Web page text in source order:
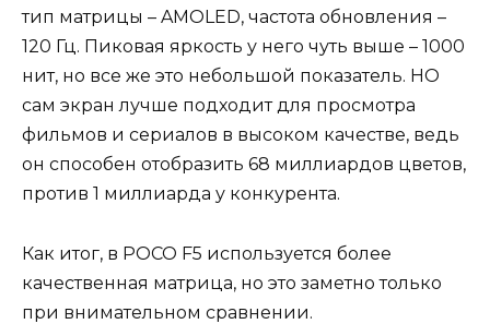
тип матрицы – AMOLED, частота обновления –
120 Гц. Пиковая яркость у него чуть выше – 1000
нит, но все же это небольшой показатель. НО
сам экран лучше подходит для просмотра
фильмов и сериалов в высоком качестве, ведь
он способен отобразить 68 миллиардов цветов,
против 1 миллиарда у конкурента.
Как итог, в POCO F5 используется более
качественная матрица, но это заметно только
при внимательном сравнении.